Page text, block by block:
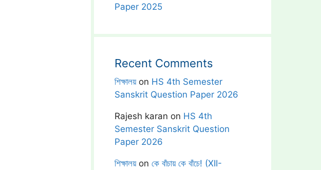
Paper 2025
Recent Comments
শিক্ষালয়on HS 4th Semester
Sanskrit Question Paper 2026
Rajesh karan on HS 4th
Semester Sanskrit Question
Paper 2026
শিক্ষালয়on কে বাঁচায় কে বাঁচে! (XII-